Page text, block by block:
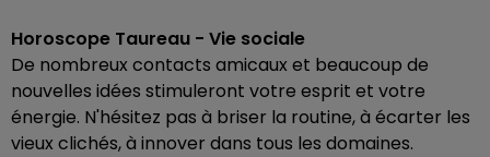
Horoscope Taureau - Vie sociale
De nombreux contacts amicaux et beaucoup de
nouvelles idées stimuleront votre esprit et votre
énergie. N'hésitez pas à briser la routine, à écarter les
vieux clichés, à innover dans tous les domaines.